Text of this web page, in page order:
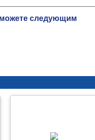
можете следующим